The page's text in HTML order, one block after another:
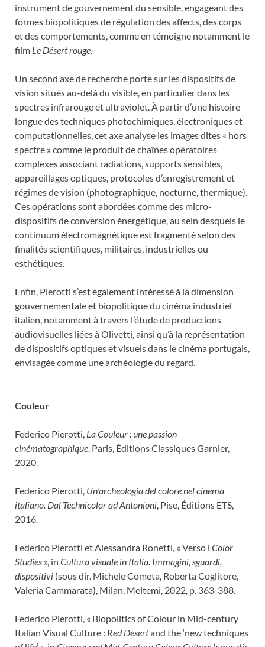
instrument de gouvernement du sensible, engageant des
formes biopolitiques de régulation des affects, des corps
et des comportements, comme en témoigne notamment le
film Le Désert rouge.
Un second axe de recherche porte sur les dispositifs de
vision situés au-delà du visible, en particulier dans les
spectres infrarouge et ultraviolet. À partir d’une histoire
longue des techniques photochimiques, électroniques et
computationnelles, cet axe analyse les images dites « hors
spectre » comme le produit de chaînes opératoires
complexes associant radiations, supports sensibles,
appareillages optiques, protocoles d’enregistrement et
régimes de vision (photographique, nocturne, thermique).
Ces opérations sont abordées comme des micro-
dispositifs de conversion énergétique, au sein desquels le
continuum électromagnétique est fragmenté selon des
finalités scientifiques, militaires, industrielles ou
esthétiques.
Enfin, Pierotti s’est également intéressé à la dimension
gouvernementale et biopolitique du cinéma industriel
italien, notamment à travers l’étude de productions
audiovisuelles liées à Olivetti, ainsi qu’à la représentation
de dispositifs optiques et visuels dans le cinéma portugais,
envisagée comme une archéologie du regard.
Couleur
Federico Pierotti, La Couleur : une passion
cinématographique. Paris, Éditions Classiques Garnier,
2020.
Federico Pierotti, Un’archeologia del colore nel cinema
italiano. Dal Technicolor ad Antonioni, Pise, Éditions ETS,
2016.
Federico Pierotti et Alessandra Ronetti, « Verso i Color
Studies », in Cultura visuale in Italia. Immagini, sguardi,
dispositivi (sous dir. Michele Cometa, Roberta Coglitore,
Valeria Cammarata), Milan, Meltemi, 2022, p. 363-388.
Federico Pierotti, « Biopolitics of Colour in Mid-century
Italian Visual Culture : Red Desertand the ‘new techniques